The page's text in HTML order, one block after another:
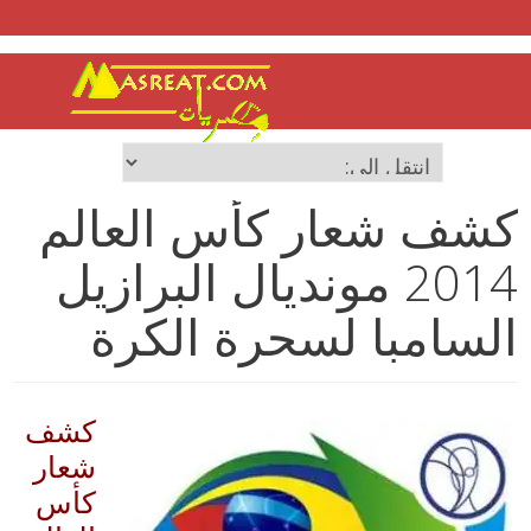
كشف شعار كأس العالم
2014 مونديال البرازيل
السامبا لسحرة الكرة
كشف
شعار
كأس